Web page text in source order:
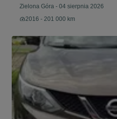
Zielona Góra - 04 sierpnia 2026
2016 - 201 000 km